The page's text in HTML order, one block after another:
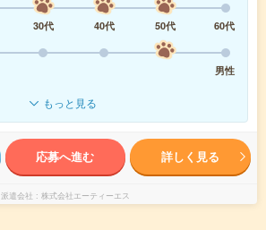
30代 40代 50代
60代
男性
もっと見る
応募へ進む 詳しく見る
派遣会社 株式会社エーティーエス